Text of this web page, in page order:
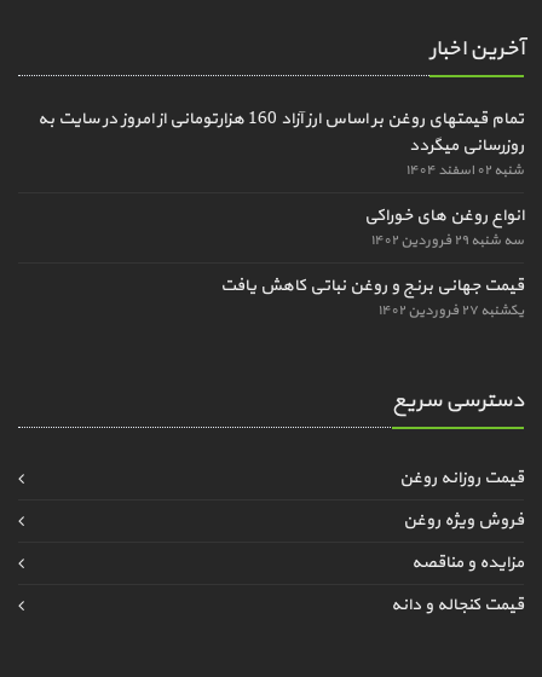
آخرین اخبار
تمام قیمتهای روغن بر اساس ارز آزاد 160 هزارتومانی از امروز در سایت به
روزرسانی میگردد
شنبه ۰۲ اسفند ۱۴۰۴
انواع روغن های خوراکی
سه شنبه ۲۹ فروردین ۱۴۰۲
قیمت جهانی برنج و روغن نباتی کاهش یافت
یکشنبه ۲۷ فروردین ۱۴۰۲
دسترسی سریع
قیمت روزانه روغن
فروش ویژه روغن
مزایده و مناقصه
قیمت کنجاله و دانه